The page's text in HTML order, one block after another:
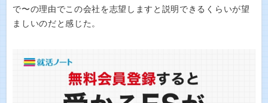
で〜の理由でこの会社を志望しますと説明できるくらいが望
ましいのだと感じた。